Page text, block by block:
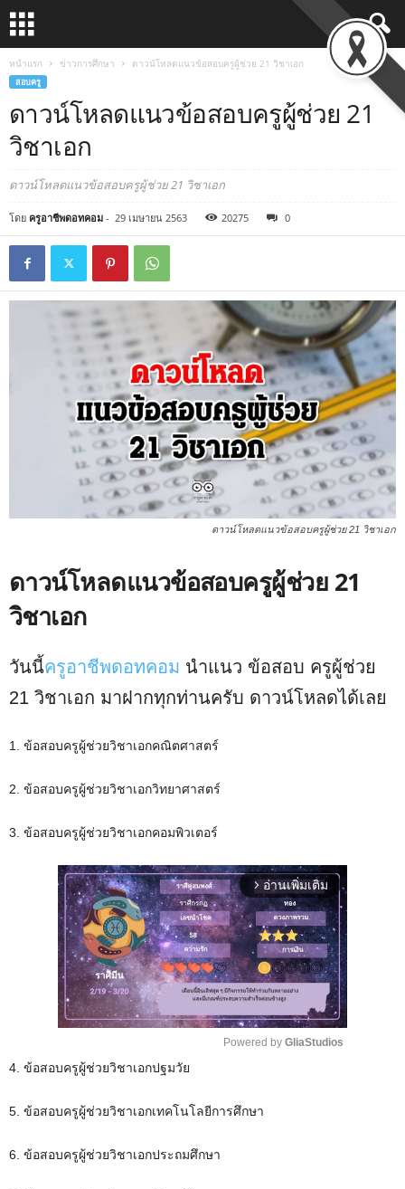
หน้าแรก ข่าวการศึกษา ดาวน์โหลดแนวข้อสอบครูผู้ช่วย 21 วิชาเอก
สอบครู
ดาวน์โหลดแนวข้อสอบครูผู้ช่วย 21
วิชาเอก
ดาวน์โหลดแนวข้อสอบครูผู้ช่วย 21 วิชาเอก
โดย ครูอาชีพดอทคอม - 29 เมษายน 2563 20275 0
ดาวน์โหลดแนวข้อสอบครูผู้ช่วย 21 วิชาเอก
ดาวน์โหลดแนวข้อสอบครูผู้ช่วย 21
วิชาเอก
วันนี้ครูอาชีพดอทคอม นำแนว ข้อสอบ ครูผู้ช่วย
21 วิชาเอก มาฝากทุกท่านครับ ดาวน์โหลดได้เลย
1. ข้อสอบครูผู้ช่วยวิชาเอกคณิตศาสตร์
2. ข้อสอบครูผู้ช่วยวิชาเอกวิทยาศาสตร์
3. ข้อสอบครูผู้ช่วยวิชาเอกคอมพิวเตอร์
arrow_forward_ios อ่านเพิ่มเติม
Powered by GliaStudios
4. ข้อสอบครูผู้ช่วยวิชาเอกปฐมวัย
5. ข้อสอบครูผู้ช่วยวิชาเอกเทคโนโลยีการศึกษา
6. ข้อสอบครูผู้ช่วยวิชาเอกประถมศึกษา